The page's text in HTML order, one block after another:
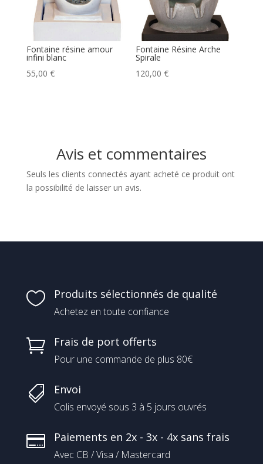
Fontaine résine amour
infini blanc
55,00 €
Fontaine Résine Arche
Spirale
120,00€
Avis et commentaires
Seuls les clients connectés ayant acheté ce produit ont
la possibilité de laisser un avis.
 Produits sélectionnés de qualité
Achetez en toute confiance
 Frais de port offerts
Pour une commande de plus 80€
 Envoi
Colis envoyé sous 3 à 5 jours ouvrés
 Paiements en 2x - 3x - 4x sans frais
Avec CB / Visa / Mastercard